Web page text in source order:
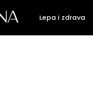
Lepa i zdrava